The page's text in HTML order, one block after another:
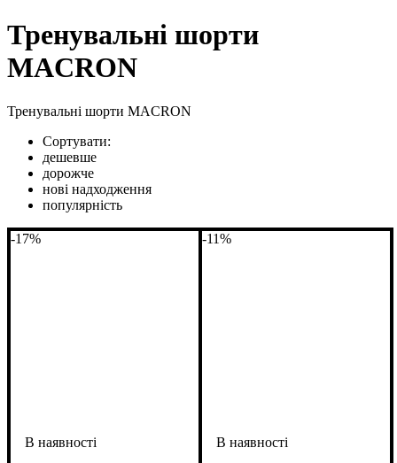
Тренувальні шорти
MACRON
Тренувальні шорти MACRON
Сортувати:
дешевше
дорожче
нові надходження
популярність
-17% -11%